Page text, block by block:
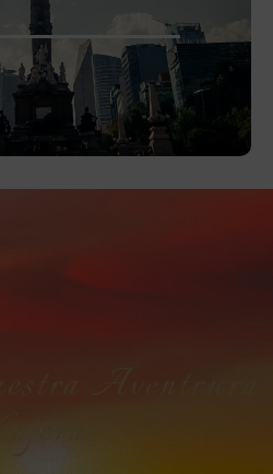
Viajera